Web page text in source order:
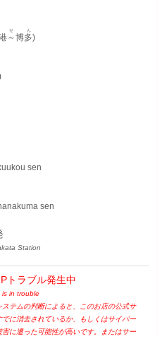
～博多)
ん
sen
sen
Station
トラブル発生中
is in trouble
ステムの判断によると、このお店の公式サ
でに消去されているか、もしくはサイバー
害に遭った可能性が高いです。またはサー